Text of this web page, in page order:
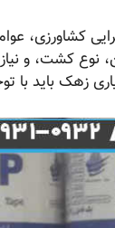
کشاورزی،
نوع کشت، و
زهک باید با